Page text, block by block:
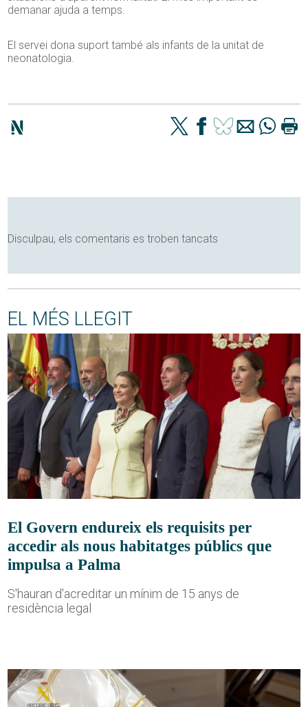
demanar ajuda a temps.
El servei dona suport també als infants de la unitat de
neonatologia.
Disculpau, els comentaris es troben tancats
EL MÉS LLEGIT
El Govern endureix els requisits per
accedir als nous habitatges públics que
impulsa a Palma
S'hauran d'acreditar un mínim de 15 anys de
residència legal